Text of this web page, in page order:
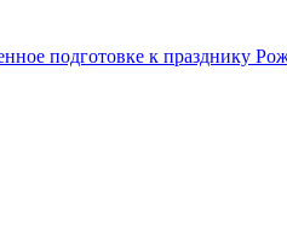
подготовке к празднику